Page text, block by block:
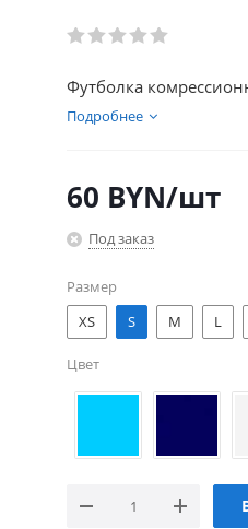
Футболка
Подробнее
60 BYN/шт
Под заказ
Размер
XS
S M L
Цвет